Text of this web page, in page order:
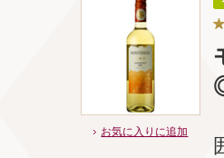
お気に入りに追加